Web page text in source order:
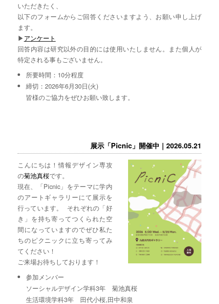
いただきたく、
以下のフォームからご回答くださいますよう、お願い申し上げ
ます。
▶︎アンケート
回答内容は研究以外の目的には使用いたしません。また個人が
特定される事もございません。
所要時間：10分程度
締切：2026年6月30日(火)
皆様のご協力をぜひお願い致します。
展示「Picnic」開催中｜2026.05.21
こんにちは！情報デザイン専攻
の菊池真桜です。
現在、「Picnic」をテーマに学内
のアートギャラリーにて展示を
行っています。 それぞれの「好
き」を持ち寄ってつくられた空
間になっていますのでぜひ私た
ちのピクニックに立ち寄ってみ
てください！
ご来場お待ちしております！
参加メンバー
ソーシャルデザイン学科3年 菊池真桜
生活環境学科3年 田代小桜,田中和泉